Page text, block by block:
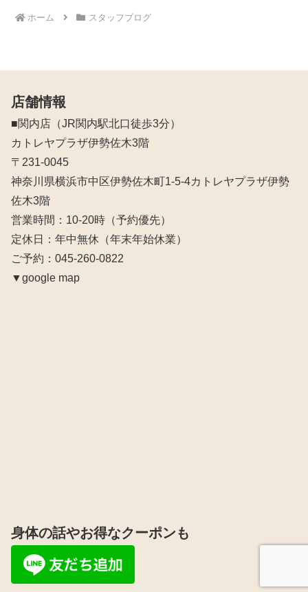
ホーム スタッフブログ
店舗情報
■関内店（JR関内駅北口徒歩3分）
カトレヤプラザ伊勢佐木3階
〒231-0045
神奈川県横浜市中区伊勢佐木町1-5-4カトレヤプラザ伊勢
佐木3階
営業時間：10‐20時（予約優先）
定休日：年中無休（年末年始休業）
ご予約：045-260-0822
▼google map
身体の話やお得なクーポンも